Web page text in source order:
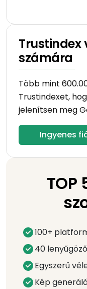
Trustindex
számára
Több mint
Trustindexet,
jelenítsen meg
Ingyenes
TOP
100+
40
Egyszerű
Kép